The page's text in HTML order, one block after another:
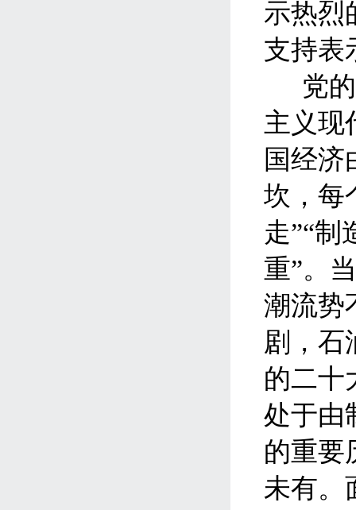
示热烈
支持表
党
主义现
国经济
坎，每
走”“制
重”。
潮流势
剧，石
的二十
处于由
的重要
未有。